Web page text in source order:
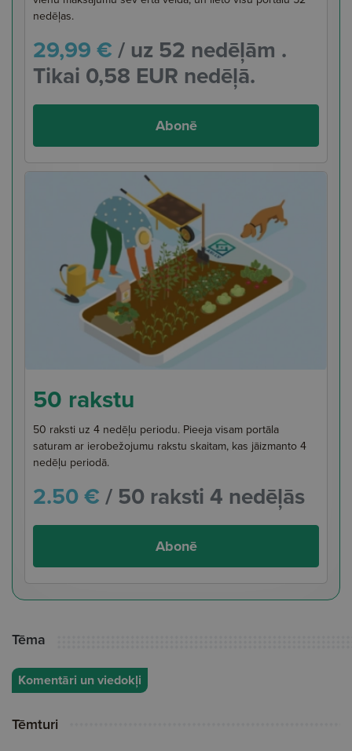
nedēļas.
29,99 €/ uz 52 nedēļām .
Tikai 0,58 EUR nedēļā.
Abonē
50 rakstu
50 raksti uz 4 nedēļu periodu. Pieeja visam portāla
saturam ar ierobežojumu rakstu skaitam, kas jāizmanto 4
nedēļu periodā.
2.50 €/ 50 raksti 4 nedēļās
Abonē
Tēma
Komentāri un viedokļi
Tēmturi